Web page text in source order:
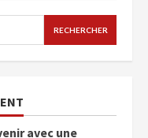
RECHERCHER
avec une